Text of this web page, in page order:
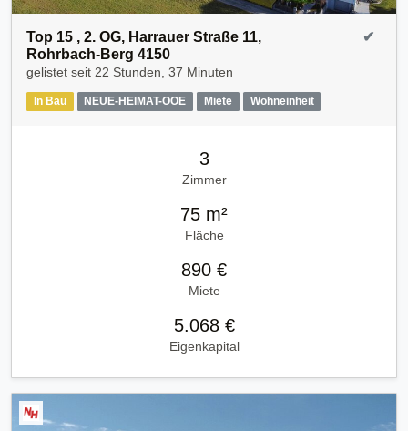
Top 15 , 2. OG, Harrauer Straße 11,
Rohrbach-Berg 4150
gelistet seit 22 Stunden, 37 Minuten
In Bau NEUE-HEIMAT-OOE Miete Wohneinheit
✔
3
Zimmer
75 m²
Fläche
890 €
Miete
5.068 €
Eigenkapital